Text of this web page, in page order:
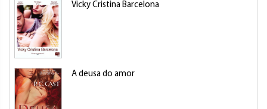
Vicky Cristina Barcelona
A deusa do amor